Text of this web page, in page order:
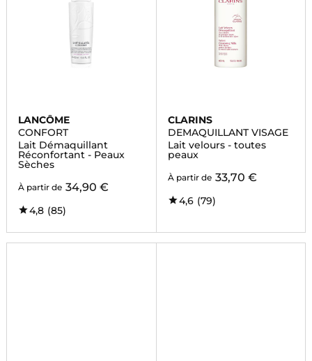
LANCÔME
CONFORT
Lait Démaquillant
Réconfortant - Peaux
Sèches
À partir de 34,90 €
4,8 (85)
CLARINS
DEMAQUILLANT VISAGE
Lait velours - toutes
peaux
À partir de 33,70 €
4,6 (79)